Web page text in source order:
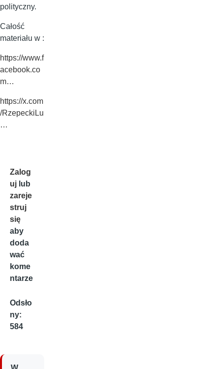
polityczny.
Całość
materiału w :
https://www.f
acebook.co
m…
https://x.com
/RzepeckiLu
…
Zalog
uj lub
zareje
struj
się
aby
doda
wać
kome
ntarze
Odsło
ny:
584